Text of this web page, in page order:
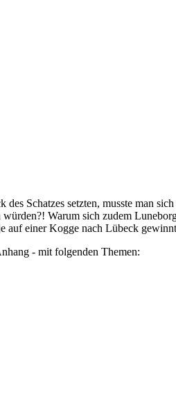
Schatzes setzten, musste man
Warum sich zudem
auf einer Kogge nach Lübeck
- mit folgenden Themen: